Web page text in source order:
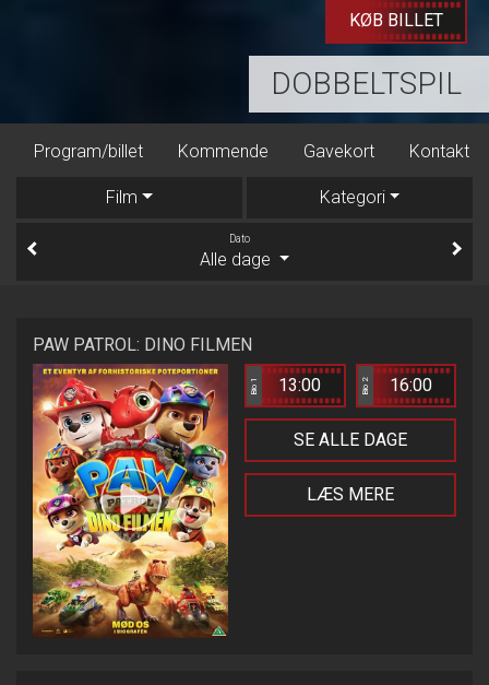
ARTCINEMA4
LÆS MERE
Program/billet Kommende Gavekort Kontakt
Film Kategori
Dato
Alle dage
PAW PATROL: DINO FILMEN
Bio 1 13:00 Bio 2 16:00
SE ALLE DAGE
LÆS MERE